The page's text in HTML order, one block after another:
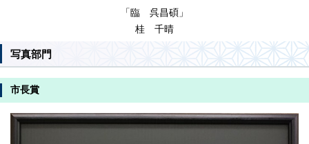
「臨 呉昌碩」
桂 千晴
写真部門
市長賞